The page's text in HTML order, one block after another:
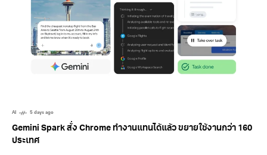
AI 5 days ago
Gemini Spark สั่ง Chrome ทำงานแทนได้แล้ว ขยายใช้งานกว่า 160
ประเทศ